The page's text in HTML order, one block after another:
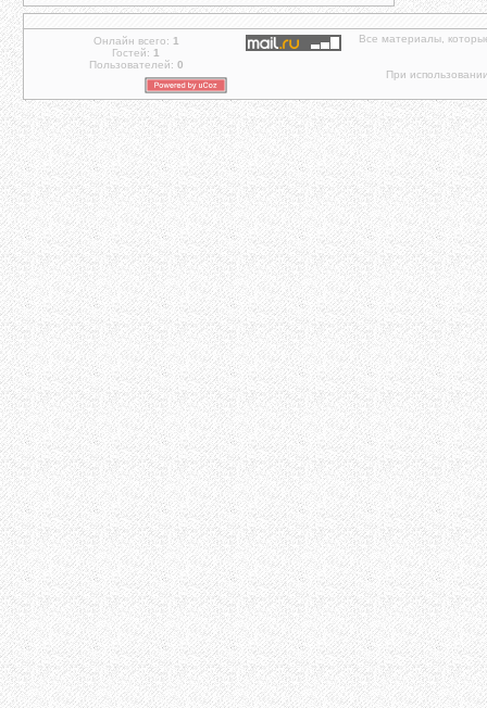
Онлайн всего: 1
Гостей: 1
Пользователей: 0
Все материалы,
При